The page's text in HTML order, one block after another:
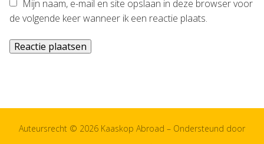
Mijn naam, e-mail en site opslaan in deze browser voor
de volgende keer wanneer ik een reactie plaats.
Auteursrecht © 2026 Kaaskop Abroad – Ondersteund door